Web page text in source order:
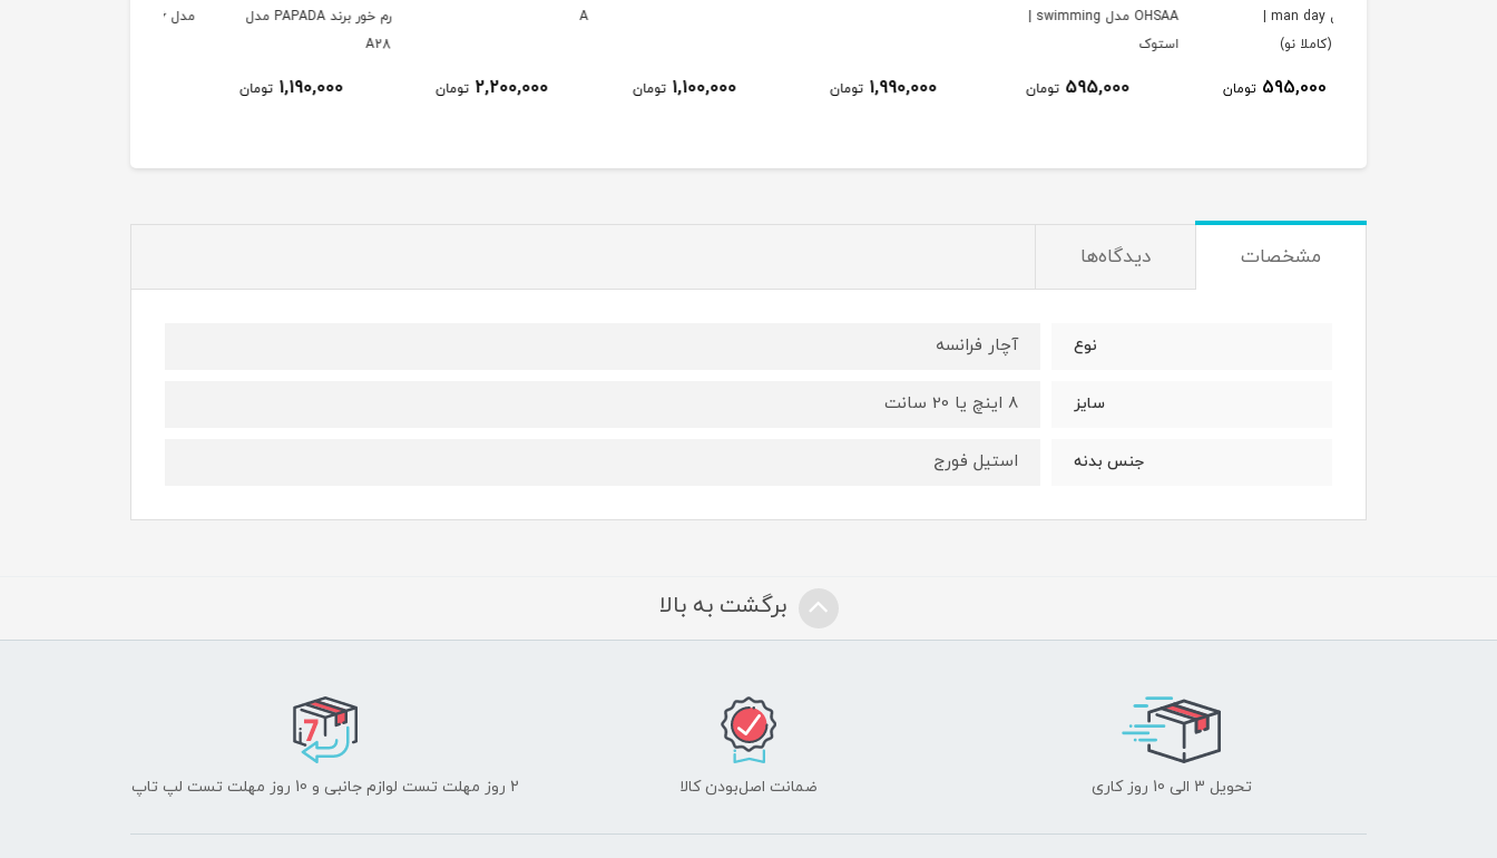
OHSAA مدل swimming |
استوک
595,000
1,990,000
1,100,000
2,200,000
رم خور برند PAPADA مدل
1,190,000
مدل c246
695,000
مشخصات دیدگاه‌ها
نوع آچار فرانسه
سایز 8 اینچ یا 20 سانت
جنس بدنه استیل فورج
برگشت به بالا
تحویل 3 الی 10 روز کاری ضمانت اصل‌بودن کالا 2 روز مهلت تست لوازم جانبی و 10 روز مهلت تست لپ تاپ